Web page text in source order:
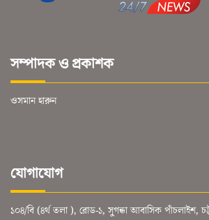
সম্পাদক ও প্রকাশক
ওসমান হারুন
যোগাযোগ
১০৪/বি (৪র্থ তলা ), রোড-১, সুগন্ধা আবাসিক পাঁচলাইশ,